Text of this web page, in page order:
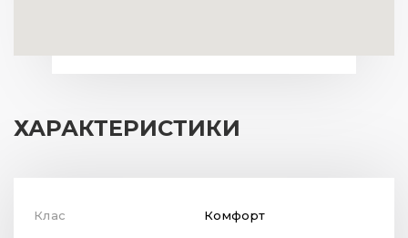
ХАРАКТЕРИСТИКИ
Клас Комфорт